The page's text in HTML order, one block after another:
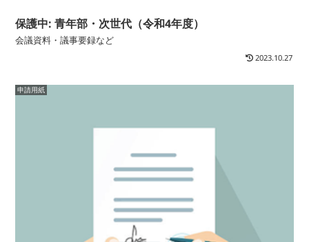
保護中: 青年部・次世代（令和4年度）
会議資料・議事要録など
2023.10.27
申請用紙